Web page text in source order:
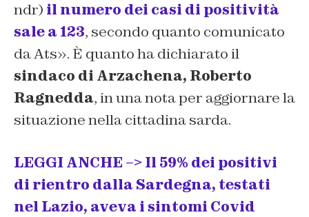
ndr) il numero dei casi di positività
sale a 123, secondo quanto comunicato
da Ats». È quanto ha dichiarato il
sindaco di Arzachena, Roberto
Ragnedda, in una nota per aggiornare la
situazione nella cittadina sarda.
LEGGI ANCHE –> Il 59% dei positivi
di rientro dalla Sardegna, testati
nel Lazio, aveva i sintomi Covid